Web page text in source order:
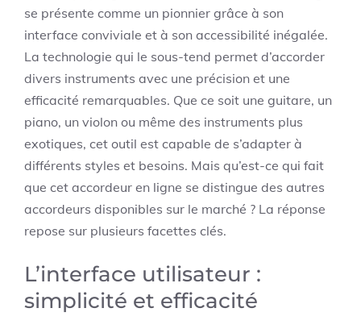
se présente comme un pionnier grâce à son
interface conviviale et à son accessibilité inégalée.
La technologie qui le sous-tend permet d’accorder
divers instruments avec une précision et une
efficacité remarquables. Que ce soit une guitare, un
piano, un violon ou même des instruments plus
exotiques, cet outil est capable de s’adapter à
différents styles et besoins. Mais qu’est-ce qui fait
que cet accordeur en ligne se distingue des autres
accordeurs disponibles sur le marché ? La réponse
repose sur plusieurs facettes clés.
L’interface utilisateur :
simplicité et efficacité